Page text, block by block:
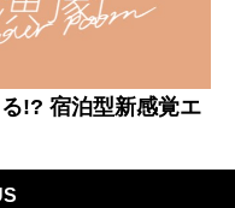
!? 宿泊型新感覚エ